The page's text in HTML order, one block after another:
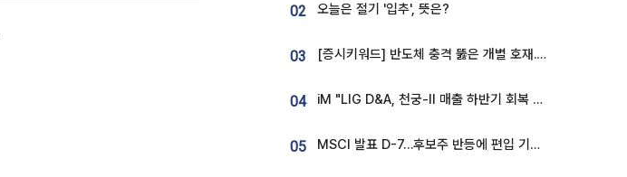
02 오늘은 절기 '입추', 뜻은?
03 [증시키워드] 반도체 충격 뚫은 개별 호재...포스코퓨처엠·에코프로·한화솔루션 '눈길'
04 iM "LIG D&A, 천궁-II 매출 하반기 회복 전망…방산 톱픽 유지"
05 MSCI 발표 D-7…후보주 반등에 편입 기대 재점화